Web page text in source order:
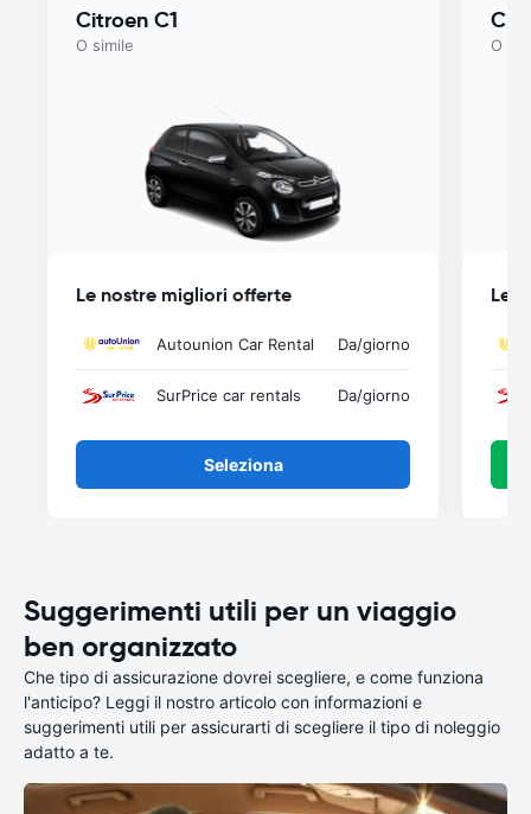
Citroen C1
O simile
Le nostre migliori offerte
Autounion Car Rental Da/giorno
SurPrice car rentals Da/giorno
Seleziona
O
Le
Suggerimenti utili per un viaggio
ben organizzato
Che tipo di assicurazione dovrei scegliere, e come funziona
l'anticipo? Leggi il nostro articolo con informazioni e
suggerimenti utili per assicurarti di scegliere il tipo di noleggio
adatto a te.